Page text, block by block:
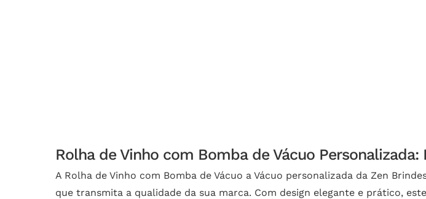
Rolha de Vinho com Bomba de Vácuo
A Rolha de Vinho com Bomba de Vácuo a Vácuo personalizada da Zen
que transmita a qualidade da sua marca. Com design elegante e prático,